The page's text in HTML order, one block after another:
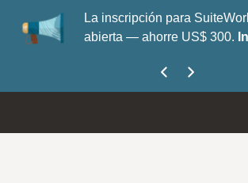
La inscripción para
abierta — ahorre US$ 300.